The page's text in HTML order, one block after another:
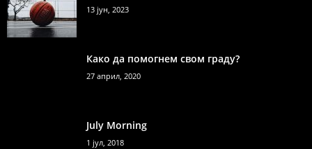
13 јун, 2023
Како да помогнем свом граду?
27 април, 2020
July Morning
1 јул, 2018